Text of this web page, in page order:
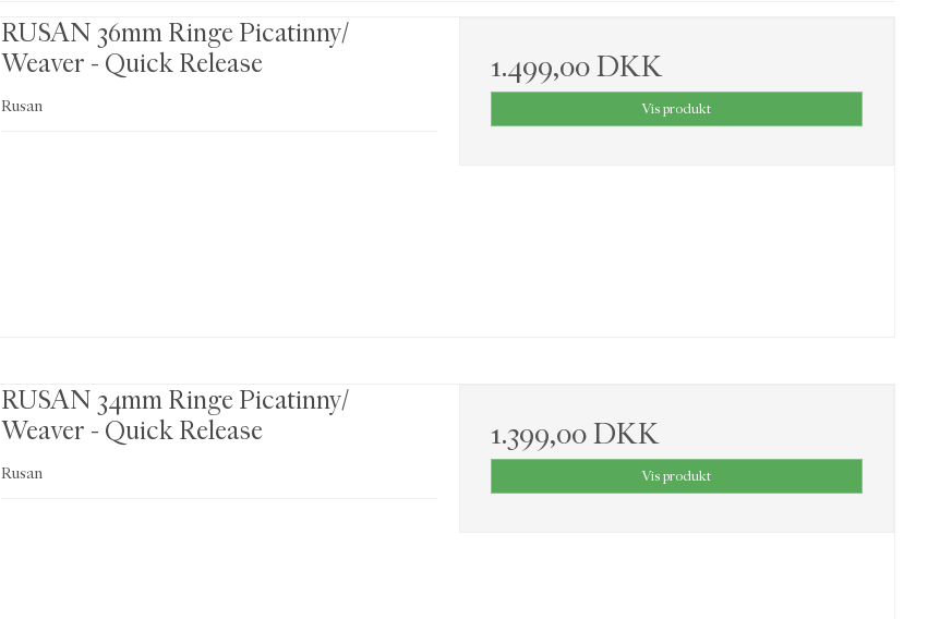
RUSAN 36mm Ringe Picatinny/
Weaver - Quick Release
Rusan
1.499,00 DKK
Vis produkt
RUSAN 34mm Ringe Picatinny/
Weaver - Quick Release
Rusan
1.399,00 DKK
Vis produkt